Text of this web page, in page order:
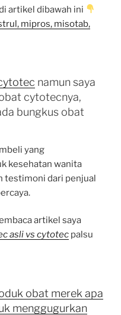
artikel dibawah ini
mipros, misotab,
namun saya
cytotecnya,
bungkus obat
yang
kesehatan wanita
testimoni dari penjual
artikel saya
asli vs cytotec palsu
obat merek apa
menggugurkan